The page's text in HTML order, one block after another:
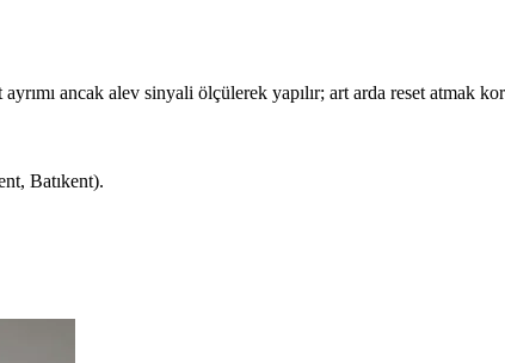
ancak alev sinyali ölçülerek yapılır; art arda reset atmak
Batıkent).